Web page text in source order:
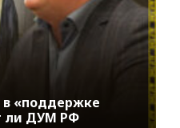
в «поддержке
ли ДУМ РФ